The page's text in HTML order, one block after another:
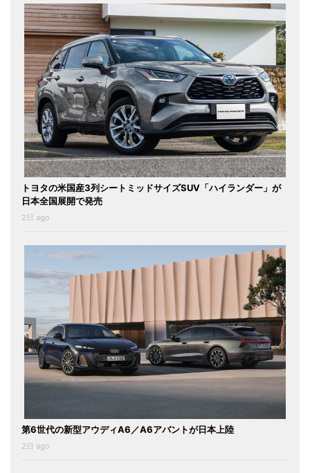
トヨタの米国産3列シートミッドサイズSUV「ハイランダー」が
日本全国展開で発売
2日 ago
第6世代の新型アウディA6／A6アバントが日本上陸
2日 ago